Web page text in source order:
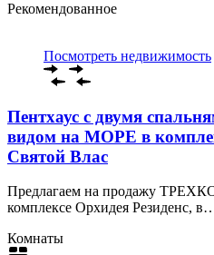
Рекомендованное
Посмотреть недвижимость
Пентхаус с двумя
видом на МОРЕ в
Святой Влас
Предлагаем на продажу
комплексе Орхидея Резиденс,
Комнаты